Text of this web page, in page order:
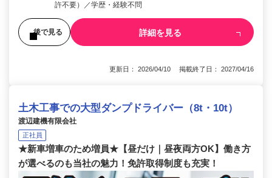
許不要）／学歴・経験不問
後で見る 詳細を見る
更新日： 2026/04/10 掲載終了日： 2027/04/16
土木工事での大型ダンプドライバー（8t・10t）
渡辺建機有限会社
正社員
★新車増車のため増員★【昼だけ｜昼夜両方OK】働き方
が選べるのも当社の魅力！免許取得制度も充実！